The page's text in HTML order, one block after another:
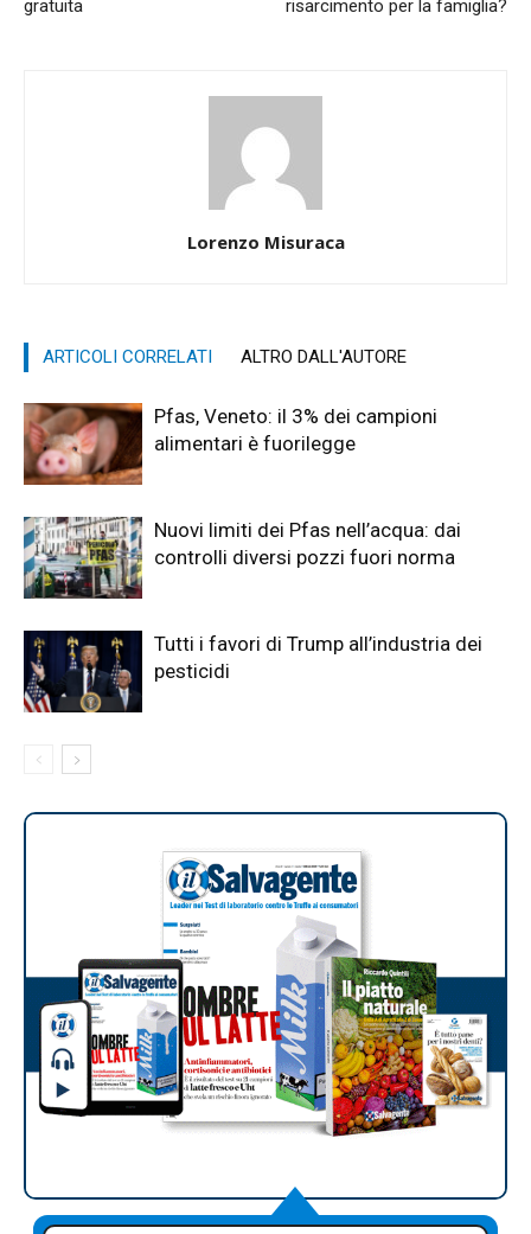
gratuita
risarcimento per la famiglia?
Lorenzo Misuraca
ARTICOLI CORRELATI ALTRO DALL'AUTORE
Pfas, Veneto: il 3% dei campioni
alimentari è fuorilegge
Nuovi limiti dei Pfas nell’acqua: dai
controlli diversi pozzi fuori norma
Tutti i favori di Trump all’industria dei
pesticidi